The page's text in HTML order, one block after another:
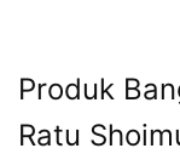
Produk
Ratu